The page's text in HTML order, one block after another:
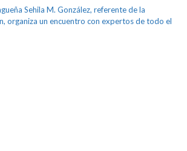
Sehila M. González, referente de la
organiza un encuentro con expertos de todo el